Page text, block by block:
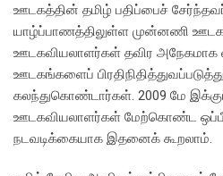
ஊடகத்தின் தமிழ் பதிப்பைச்
யாழ்ப்பாணத்திலுள்ள முன்னணி
ஊடகவியலாளர்கள் தவிர
ஊடகங்களைப்
கலந்துகொண்டார்கள். 2009 மே
ஊடகவியலாளர்கள் மேற்கொண்ட
நடவடிக்கையாக இதனைக் கூறலாம்.